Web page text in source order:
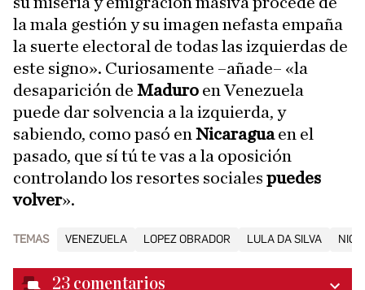
la mala gestión y su imagen nefasta empaña
la suerte electoral de todas las izquierdas de
este signo». Curiosamente –añade– «la
desaparición de Maduro en Venezuela
puede dar solvencia a la izquierda, y
sabiendo, como pasó en Nicaraguaen el
pasado, que sí tú te vas a la oposición
controlando los resortes sociales puedes
volver».
TEMAS VENEZUELA LOPEZ OBRADOR LULA DA SILVA
23 comentarios